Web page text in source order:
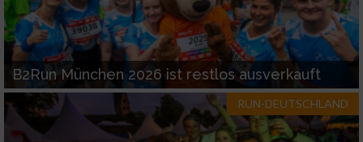
B2Run München 2026 ist restlos ausverkauft
RUN-DEUTSCHLAND